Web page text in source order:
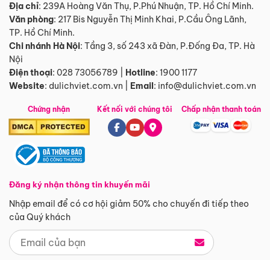
Địa chỉ: 239A Hoàng Văn Thụ, P.Phú Nhuận, TP. Hồ Chí Minh.
Văn phòng: 217 Bis Nguyễn Thị Minh Khai, P.Cầu Ông Lãnh,
TP. Hồ Chí Minh.
Chi nhánh Hà Nội: Tầng 3, số 243 xã Đàn, P.Đống Đa, TP. Hà
Nội
Điện thoại: 028 73056789 Hotline: 1900 1177
Website: dulichviet.com.vn Email: info@dulichviet.com.vn
Chứng nhận
Đăng ký nhận thông tin khuyến mãi
Nhập email để có cơ hội giảm 50% cho chuyến đi tiếp theo
của Quý khách
Kết nối với chúng tôi Chấp nhận thanh toán